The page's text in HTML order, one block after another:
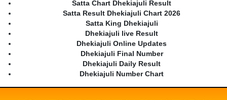
Satta Chart Dhekiajuli Result
Satta Result Dhekiajuli Chart 2026
Satta King Dhekiajuli
Dhekiajuli live Result
Dhekiajuli Online Updates
Dhekiajuli Final Number
Dhekiajuli Daily Result
Dhekiajuli Number Chart